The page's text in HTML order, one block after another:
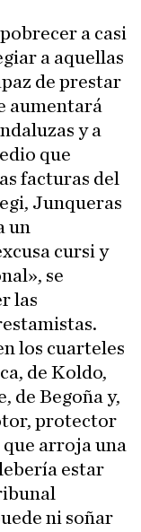
a casi
a aquellas
de prestar
aumentará
y a
que
facturas del
Junqueras
un
cursi y
se
las
los cuarteles
de Koldo,
de Begoña y,
protector
arroja una
estar
ni soñar